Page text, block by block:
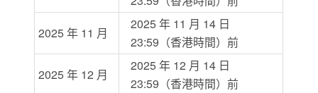
2025 年 11 月
2025 年 11 月 14 日
23:59（香港時間）前
2025 年 12 月
2025 年 12 月 14 日
23:59（香港時間）前